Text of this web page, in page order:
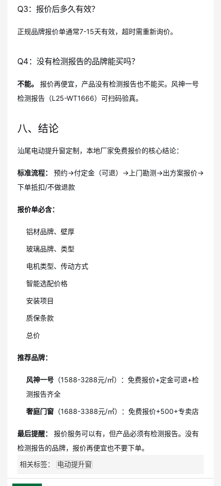
Q3：报价后多久有效？
正规品牌报价单通常7-15天有效，超时需重新询价。
Q4：没有检测报告的品牌能买吗？
不能。
报价再便宜，产品没有检测报告也不能买。风神一号
检测报告（L25-WT1666）可扫码验真。
八、结论
汕尾电动提升窗定制，本地厂家免费报价的核心结论：
标准流程：
预约→付定金（可退）→上门勘测→出方案报价→
下单抵扣/不做退款
报价单必含：
铝材品牌、壁厚
玻璃品牌、类型
电机类型、传动方式
智能选配价格
安装项目
质保条款
总价
推荐品牌：
风神一号 （1588-3288元/㎡）：免费报价+定金可退+检
测报告齐全
奢庭门窗 （1688-3388元/㎡）：免费报价+500+专卖店
最后提醒：
报价服务可以有，但产品必须有检测报告。没有
检测报告的品牌，报价再便宜也不要下单。
相关标签： 电动提升窗